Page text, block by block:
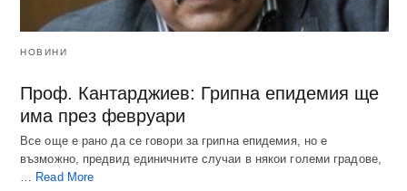
НОВИНИ
Проф. Кантарджиев: Грипна епидемия ще
има през февруари
Все още е рано да се говори за грипна епидемия, но е
възможно, предвид единичните случаи в някои големи градове,
… Read More